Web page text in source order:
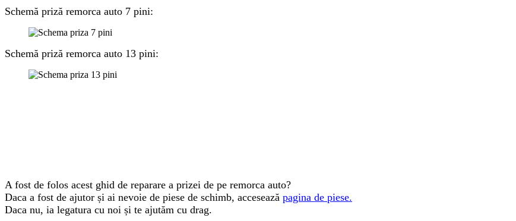
Schemă priză remorca auto 7 pini:
Schemă priză remorca auto 13 pini:
A fost de folos acest ghid de reparare a prizei de pe remorca auto?
Daca a fost de ajutor și ai nevoie de piese de schimb, accesează pagina de piese.
Daca nu, ia legatura cu noi și te ajutăm cu drag.